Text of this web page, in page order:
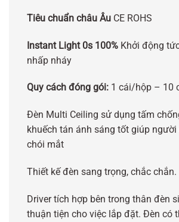
Tiêu chuẩn châu Âu CE ROHS
Instant Light 0s 100% Khởi động
nhấp nháy
Quy cách đóng gói: 1 cái/hộp – 10
Đèn Multi Ceiling sử dụng tấm
khuếch tán ánh sáng tốt giúp
chói mắt
Thiết kế đèn sang trọng, chắc chắn.
Driver tích hợp bên trong thân đèn
thuận tiện cho việc lắp đặt. Đèn có